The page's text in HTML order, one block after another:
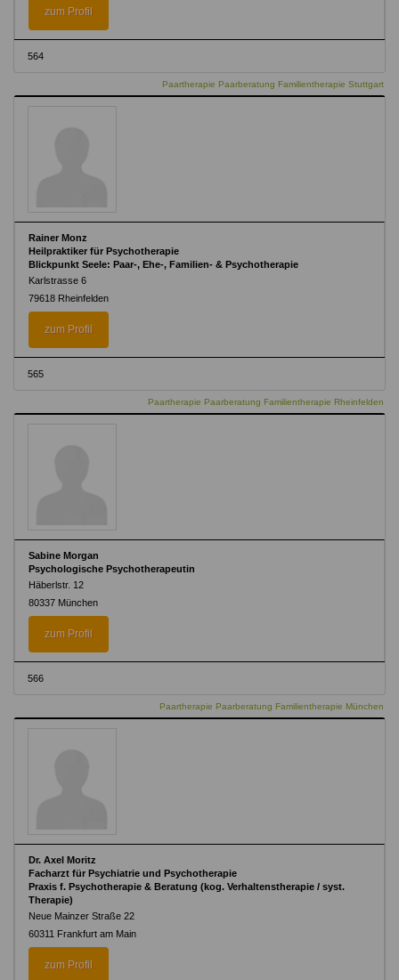
zum Profil
564
Paartherapie Paarberatung Familientherapie Stuttgart
Rainer Monz
Heilpraktiker für Psychotherapie
Blickpunkt Seele: Paar-, Ehe-, Familien- & Psychotherapie
Karlstrasse 6
79618 Rheinfelden
zum Profil
565
Paartherapie Paarberatung Familientherapie Rheinfelden
Sabine Morgan
Psychologische Psychotherapeutin
Häberlstr. 12
80337 München
zum Profil
566
Paartherapie Paarberatung Familientherapie München
Dr. Axel Moritz
Facharzt für Psychiatrie und Psychotherapie
Praxis f. Psychotherapie & Beratung (kog. Verhaltenstherapie / syst.
Therapie)
Neue Mainzer Straße 22
60311 Frankfurt am Main
zum Profil